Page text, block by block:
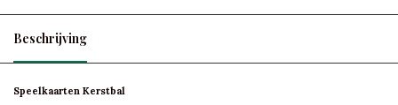
Beschrijving
Speelkaarten Kerstbal